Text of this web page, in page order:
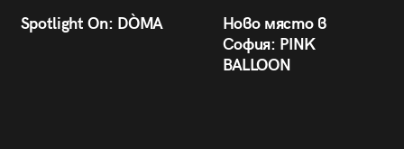
Spotlight On: DÒMA
Ново място в
София: PINK
BALLOON